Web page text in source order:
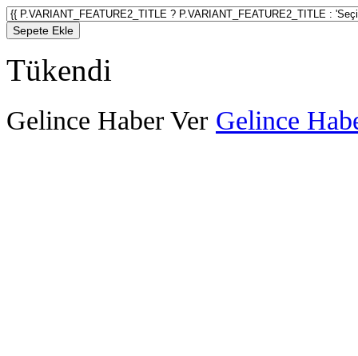
Sepete Ekle
Tükendi
Gelince Haber Ver Gelince